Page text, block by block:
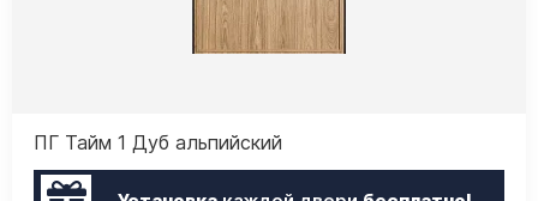
ПГ Тайм 1 Дуб альпийский